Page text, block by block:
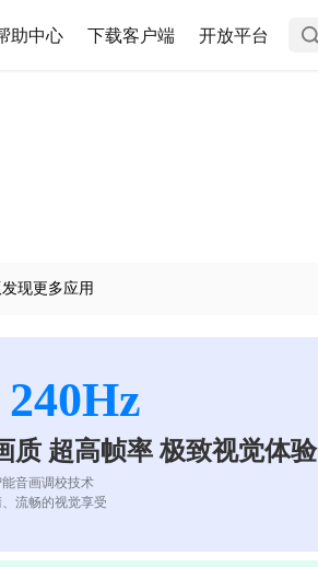
助中心 下载客户端 开放平台
现更多应用
质 超高帧率 极致视觉体验
音画调校技术
流畅的视觉享受